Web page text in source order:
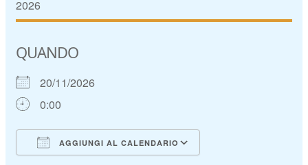
QUANDO
20/11/2026
0:00
AGGIUNGI AL CALENDARIO